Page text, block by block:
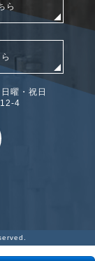
ら
曜・祝日
4